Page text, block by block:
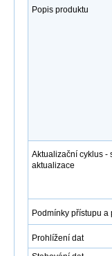
Popis produktu
Aktualizační cyklus -
aktualizace
Podmínky přístupu a
Prohlížení dat